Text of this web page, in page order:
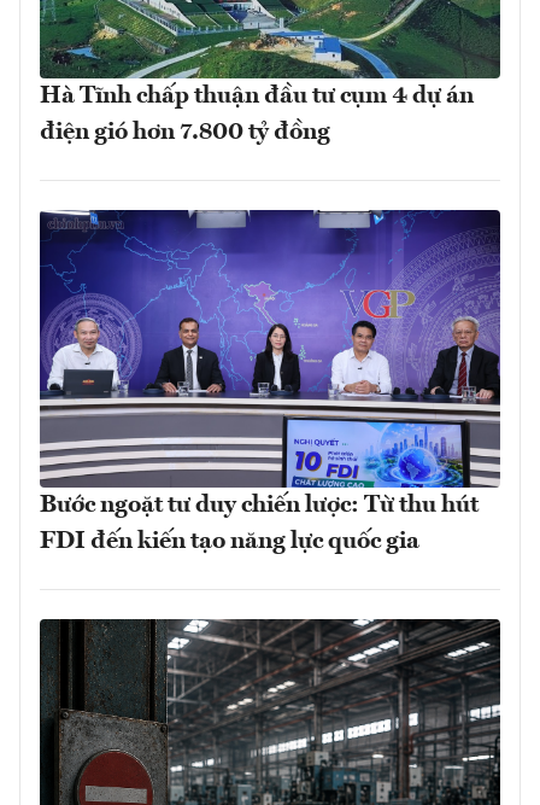
Hà Tĩnh chấp thuận đầu tư cụm 4 dự án
điện gió hơn 7.800 tỷ đồng
Bước ngoặt tư duy chiến lược: Từ thu hút
FDI đến kiến tạo năng lực quốc gia